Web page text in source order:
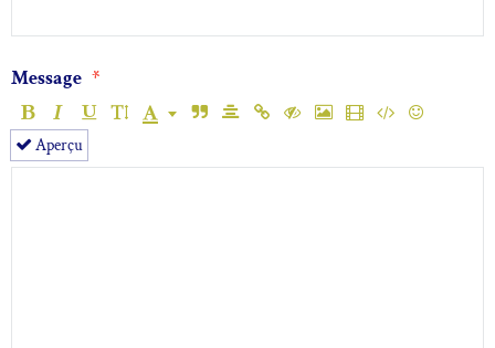
Message
Aperçu